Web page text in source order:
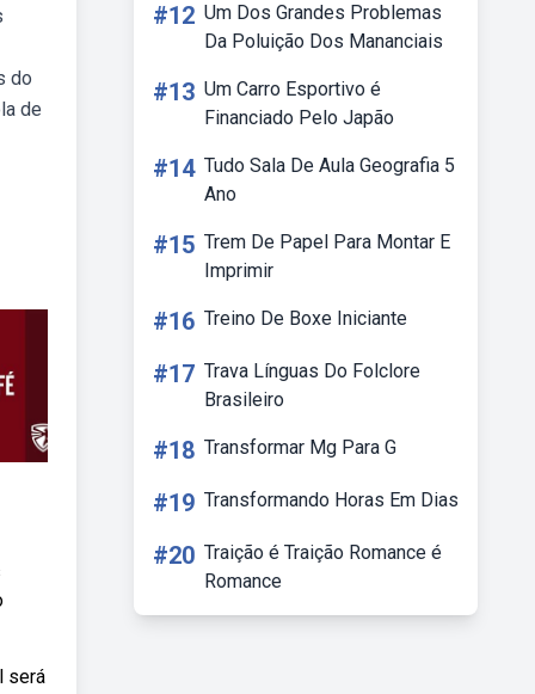
do
de
será
#12 Um Dos Grandes Problemas
Da Poluição Dos Mananciais
#13 Um Carro Esportivo é
Financiado Pelo Japão
#14 Tudo Sala De Aula Geografia 5
Ano
#15 Trem De Papel Para Montar E
Imprimir
#16 Treino De Boxe Iniciante
#17 Trava Línguas Do Folclore
Brasileiro
#18 Transformar Mg Para G
#19 Transformando Horas Em Dias
#20 Traição é Traição Romance é
Romance